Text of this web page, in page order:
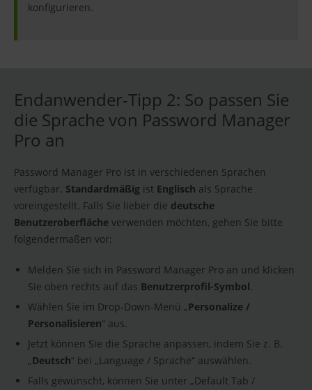
konfigurieren.
Endanwender-Tipp 2: So passen Sie
die Sprache von Password Manager
Pro an
Password Manager Pro ist in verschiedenen Sprachen
verfügbar. Standardmäßig ist Englisch als Sprache
voreingestellt. Falls Sie lieber die deutsche
Benutzeroberfläche verwenden möchten, gehen Sie bitte
folgendermaßen vor:
Melden Sie sich in Password Manager Pro an und klicken
Sie oben rechts auf das Benutzerprofil-Symbol.
Wählen Sie im Drop-Down-Menü „Personalize /
Personalisieren“ aus.
Jetzt können Sie die Sprache anpassen, indem Sie z. B.
„Deutsch“ bei „Language / Sprache“ auswählen.
Falls gewünscht, können Sie unter „Default Tab /